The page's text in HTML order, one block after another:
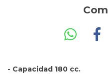
- Capacidad 180 cc.